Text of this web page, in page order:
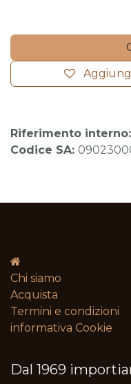
Riferimento interno:
Codice SA:
Chi siamo
Acquista
Termini e condizioni​
informativa Cookie
Dal 1969